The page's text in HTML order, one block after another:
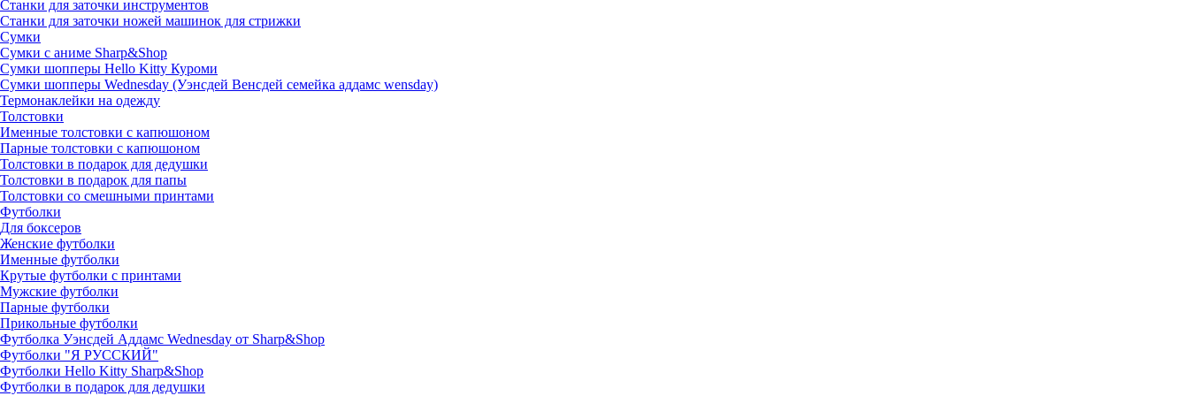
Станки для заточки инструментов
Станки для заточки ножей машинок для стрижки
Сумки
Сумки с аниме Sharp&Shop
Сумки шопперы Hello Kitty Куроми
Сумки шопперы Wednesday (Уэнсдей Венсдей семейка аддамс wensday)
Термонаклейки на одежду
Толстовки
Именные толстовки с капюшоном
Парные толстовки с капюшоном
Толстовки в подарок для дедушки
Толстовки в подарок для папы
Толстовки со смешными принтами
Футболки
Для боксеров
Женские футболки
Именные футболки
Крутые футболки с принтами
Мужские футболки
Парные футболки
Прикольные футболки
Футболка Уэнсдей Аддамс Wednesday от Sharp&Shop
Футболки "Я РУССКИЙ"
Футболки Hello Kitty Sharp&Shop
Футболки в подарок для дедушки